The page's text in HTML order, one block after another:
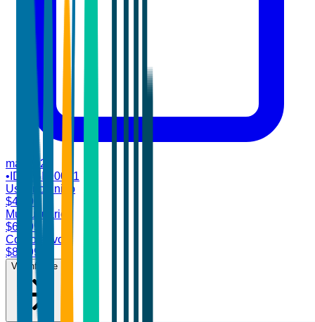
mar 2026
• ID:
TBI-90041
Usuario único
$4,700
Multiusuario
$6,899
Corporativo
$8,499
Ver informe